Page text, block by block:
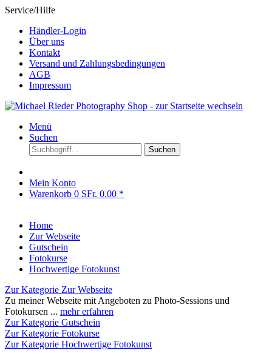
Service/Hilfe
Händler-Login
Über uns
Kontakt
Versand und Zahlungsbedingungen
AGB
Impressum
Menü
Suchen
Suchen
Mein Konto
Warenkorb 0 SFr. 0.00 *
Home
Zur Webseite
Gutschein
Fotokurse
Hochwertige Fotokunst
Zur Kategorie Zur Webseite
Zu meiner Webseite mit Angeboten zu Photo-Sessions und
Fotokursen ... mehr erfahren
Zur Kategorie Gutschein
Zur Kategorie Fotokurse
Zur Kategorie Hochwertige Fotokunst